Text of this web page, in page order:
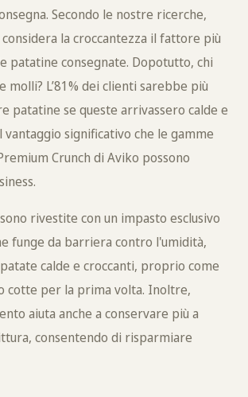
Secondo le nostre ricerche,
la croccantezza il fattore più
patatine consegnate. Dopotutto, chi
L’81% dei clienti sarebbe più
patatine se queste arrivassero calde e
vantaggio significativo che le gamme
Crunch di Aviko possono
rivestite con un impasto esclusivo
funge da barriera contro l'umidità,
calde e croccanti, proprio come
cotte per la prima volta. Inoltre,
aiuta anche a conservare più a
consentendo di risparmiare